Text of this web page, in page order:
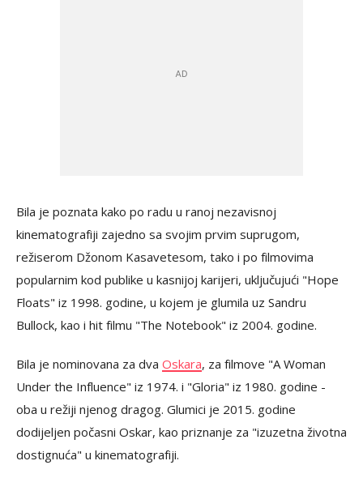
Bila je poznata kako po radu u ranoj nezavisnoj
kinematografiji zajedno sa svojim prvim suprugom,
režiserom Džonom Kasavetesom, tako i po filmovima
popularnim kod publike u kasnijoj karijeri, uključujući "Hope
Floats" iz 1998. godine, u kojem je glumila uz Sandru
Bullock, kao i hit filmu "The Notebook" iz 2004. godine.
Bila je nominovana za dva Oskara, za filmove "A Woman
Under the Influence" iz 1974. i "Gloria" iz 1980. godine -
oba u režiji njenog dragog. Glumici je 2015. godine
dodijeljen počasni Oskar, kao priznanje za "izuzetna životna
dostignuća" u kinematografiji.